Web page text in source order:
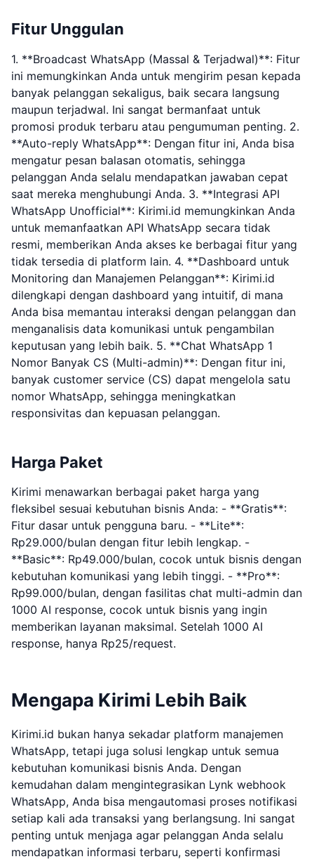
Fitur Unggulan
1. **Broadcast WhatsApp (Massal & Terjadwal)**: Fitur
ini memungkinkan Anda untuk mengirim pesan kepada
banyak pelanggan sekaligus, baik secara langsung
maupun terjadwal. Ini sangat bermanfaat untuk
promosi produk terbaru atau pengumuman penting. 2.
**Auto-reply WhatsApp**: Dengan fitur ini, Anda bisa
mengatur pesan balasan otomatis, sehingga
pelanggan Anda selalu mendapatkan jawaban cepat
saat mereka menghubungi Anda. 3. **Integrasi API
WhatsApp Unofficial**: Kirimi.id memungkinkan Anda
untuk memanfaatkan API WhatsApp secara tidak
resmi, memberikan Anda akses ke berbagai fitur yang
tidak tersedia di platform lain. 4. **Dashboard untuk
Monitoring dan Manajemen Pelanggan**: Kirimi.id
dilengkapi dengan dashboard yang intuitif, di mana
Anda bisa memantau interaksi dengan pelanggan dan
menganalisis data komunikasi untuk pengambilan
keputusan yang lebih baik. 5. **Chat WhatsApp 1
Nomor Banyak CS (Multi-admin)**: Dengan fitur ini,
banyak customer service (CS) dapat mengelola satu
nomor WhatsApp, sehingga meningkatkan
responsivitas dan kepuasan pelanggan.
Harga Paket
Kirimi menawarkan berbagai paket harga yang
fleksibel sesuai kebutuhan bisnis Anda: - **Gratis**:
Fitur dasar untuk pengguna baru. - **Lite**:
Rp29.000/bulan dengan fitur lebih lengkap. -
**Basic**: Rp49.000/bulan, cocok untuk bisnis dengan
kebutuhan komunikasi yang lebih tinggi. - **Pro**:
Rp99.000/bulan, dengan fasilitas chat multi-admin dan
1000 AI response, cocok untuk bisnis yang ingin
memberikan layanan maksimal. Setelah 1000 AI
response, hanya Rp25/request.
Mengapa Kirimi Lebih Baik
Kirimi.id bukan hanya sekadar platform manajemen
WhatsApp, tetapi juga solusi lengkap untuk semua
kebutuhan komunikasi bisnis Anda. Dengan
kemudahan dalam mengintegrasikan Lynk webhook
WhatsApp, Anda bisa mengautomasi proses notifikasi
setiap kali ada transaksi yang berlangsung. Ini sangat
penting untuk menjaga agar pelanggan Anda selalu
mendapatkan informasi terbaru, seperti konfirmasi